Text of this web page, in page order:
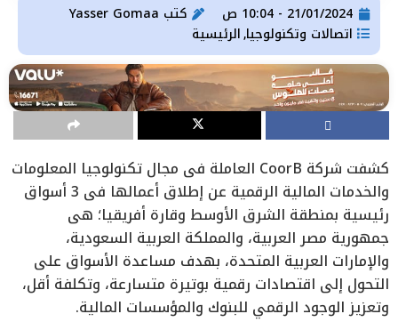
21/01/2024 - 10:04 ص كتبYasser Gomaa
اتصالات وتكنولوجيا,الرئيسية
كشفت شركة CoorB العاملة في مجال تكنولوجيا المعلومات
والخدمات المالية الرقمية عن إطلاق أعمالها في 3 أسواق
رئيسية بمنطقة الشرق الأوسط وقارة أفريقيا؛ هي
جمهورية مصر العربية، والمملكة العربية السعودية،
والإمارات العربية المتحدة، بهدف مساعدة الأسواق على
التحول إلى اقتصادات رقمية بوتيرة متسارعة، وتكلفة أقل،
وتعزيز الوجود الرقمي للبنوك والمؤسسات المالية.